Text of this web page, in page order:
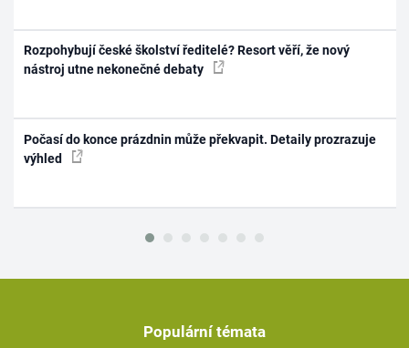
Rozpohybují české školství ředitelé? Resort věří, že nový
nástroj utne nekonečné debaty
Počasí do konce prázdnin může překvapit. Detaily prozrazuje
výhled
Populární témata